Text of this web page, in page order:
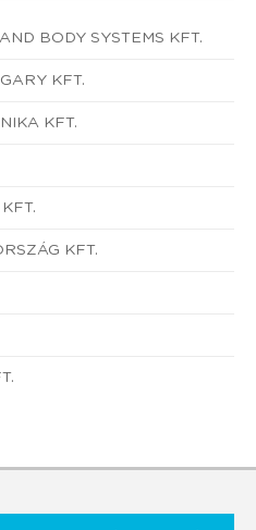
BODY SYSTEMS KFT.
KFT.
KFT.
KFT.